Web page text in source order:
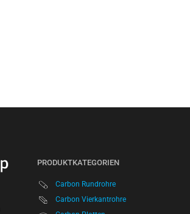
PRODUKTKATEGORIEN
Carbon Rundrohre
Carbon Vierkantrohre